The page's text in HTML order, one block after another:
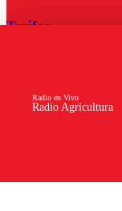
Radio Agricultura
Radio en Vivo
Tarifas